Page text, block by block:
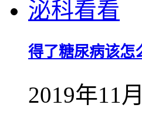
得了糖尿病该怎
2019年11